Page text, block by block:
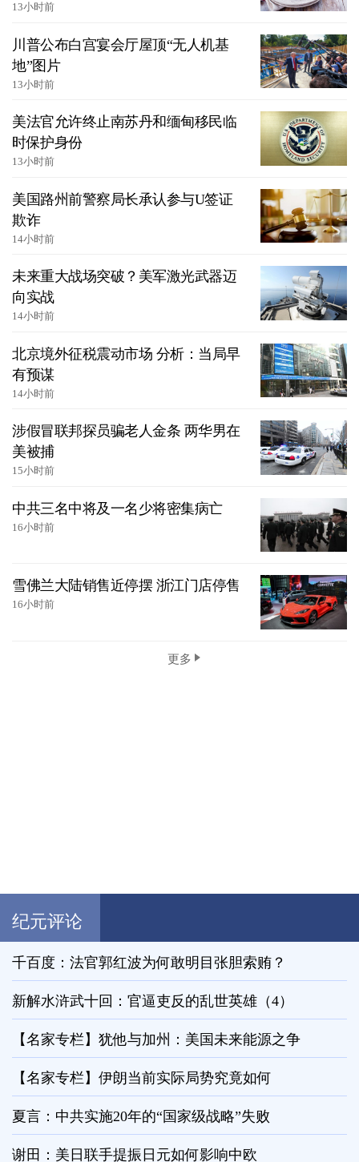
13小时前
川普公布白宫宴会厅屋顶“无人机基
地”图片
13小时前
美法官允许终止南苏丹和缅甸移民临
时保护身份
13小时前
美国路州前警察局长承认参与U签证
欺诈
14小时前
未来重大战场突破？美军激光武器迈
向实战
14小时前
北京境外征税震动市场 分析：当局早
有预谋
14小时前
涉假冒联邦探员骗老人金条 两华男在
美被捕
15小时前
中共三名中将及一名少将密集病亡
16小时前
雪佛兰大陆销售近停摆 浙江门店停售
16小时前
更多
纪元评论
千百度：法官郭红波为何敢明目张胆索贿？
新解水浒武十回：官逼吏反的乱世英雄（4）
【名家专栏】犹他与加州：美国未来能源之争
【名家专栏】伊朗当前实际局势究竟如何
夏言：中共实施20年的“国家级战略”失败
谢田：美日联手提振日元如何影响中欧